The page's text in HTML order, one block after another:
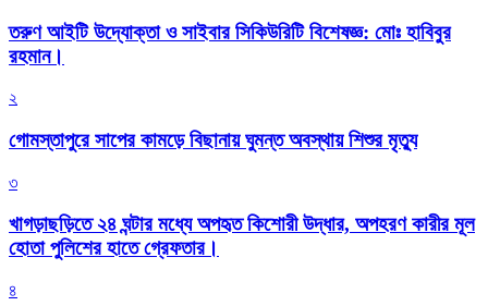
তরুণ আইটি উদ্যোক্তা ও সাইবার সিকিউরিটি বিশেষজ্ঞ: মোঃ হাবিবুর
রহমান।
২
গোমস্তাপুরে সাপের কামড়ে বিছানায় ঘুমন্ত অবস্থায় শিশুর মৃত্যু
৩
খাগড়াছড়িতে ২৪ ঘন্টার মধ্যে অপহৃত কিশোরী উদ্ধার, অপহরণ কারীর মূল
হোতা পুলিশের হাতে গ্রেফতার।
৪